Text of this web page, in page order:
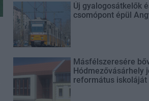
Új gyalogosátkelők
csomópont épül
Másfélszeresére
Hódmezővásárhely
református iskoláját